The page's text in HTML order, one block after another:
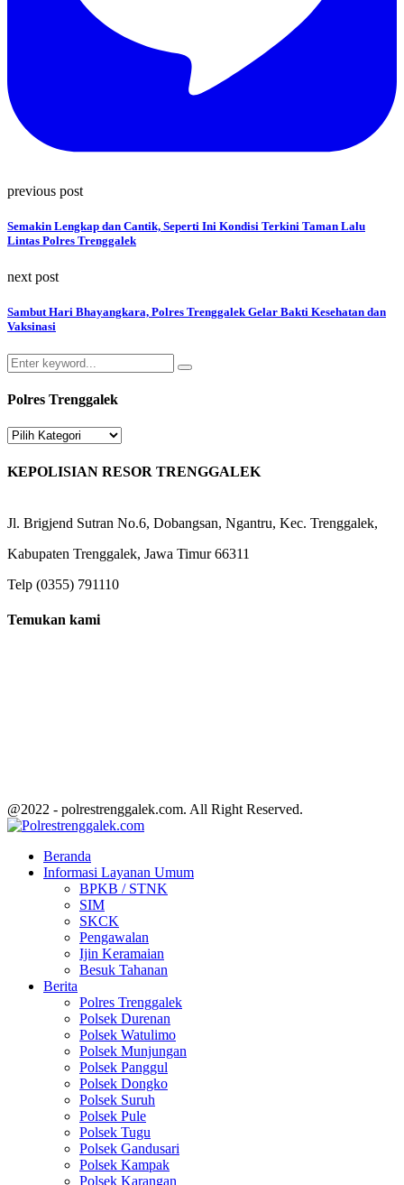
previous post
Semakin Lengkap dan Cantik, Seperti Ini Kondisi Terkini Taman Lalu
Lintas Polres Trenggalek
next post
Sambut Hari Bhayangkara, Polres Trenggalek Gelar Bakti Kesehatan dan
Vaksinasi
Search
for:
Search
Polres Trenggalek
Polres
KEPOLISIAN RESOR TRENGGALEK
Jl. Brigjend Sutran No.6, Dobangsan, Ngantru, Kec. Trenggalek,
Kabupaten Trenggalek, Jawa Timur 66311
Telp (0355) 791110
Temukan kami
@2022 - polrestrenggalek.com. All Right Reserved.
Beranda
Informasi Layanan Umum
BPKB / STNK
SIM
SKCK
Pengawalan
Ijin Keramaian
Besuk Tahanan
Berita
Polres Trenggalek
Polsek Durenan
Polsek Watulimo
Polsek Munjungan
Polsek Panggul
Polsek Dongko
Polsek Suruh
Polsek Pule
Polsek Tugu
Polsek Gandusari
Polsek Kampak
Polsek Karangan